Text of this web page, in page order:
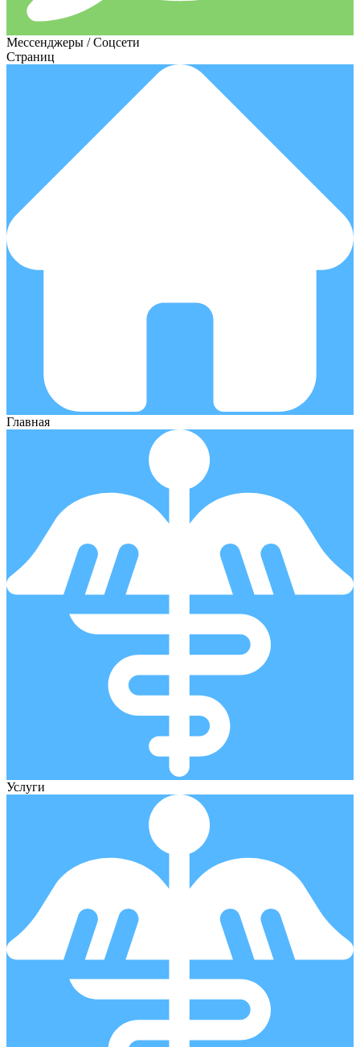
Мессенджеры / Соцсети
Страниц
Главная
Услуги